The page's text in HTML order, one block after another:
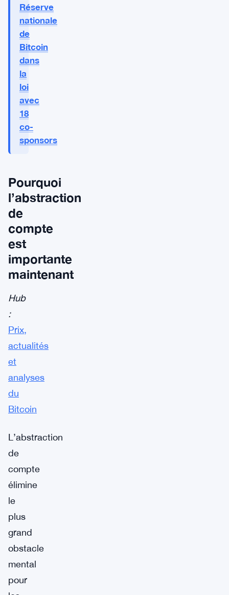
Réserve
nationale
de
Bitcoin
dans
la
loi
avec
18
co-
sponsors
Pourquoi
l’abstraction
de
compte
est
importante
maintenant
Hub
:
Prix,
actualités
et
analyses
du
Bitcoin
L’abstraction
de
compte
élimine
le
plus
grand
obstacle
mental
pour